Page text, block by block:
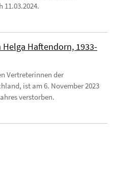
Haftendorn, 1933-
Vertreterinnen der
ist am 6. November 2023
verstorben.